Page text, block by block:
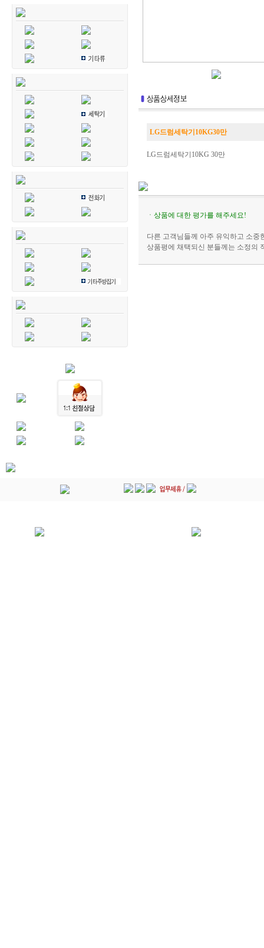
LG드럼세탁기10KG30만
LG드럼세탁기10KG 30만
ㆍ상품에 대한 평가를 해주세요!
다른 고객님들께 아주 유익하고 소중
상품평에 채택되신 분들께는 소정의